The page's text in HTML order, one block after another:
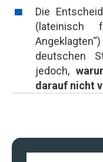
Die
deutschen
jedoch,
darauf nicht